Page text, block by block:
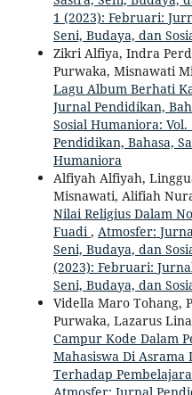
1 (2023): Februari:
Seni, Budaya, dan
Zikri Alfiya, Indra
Purwaka, Misnawati
Lagu Album Berhati
Jurnal Pendidikan,
Sosial Humaniora:
Pendidikan, Bahasa,
Humaniora
Alfiyah Alfiyah,
Misnawati, Alifiah
Nilai Religius Dalam
Fuadi, Atmosfer:
Seni, Budaya, dan
(2023): Februari:
Seni, Budaya, dan
Vidella Maro Tohang,
Purwaka, Lazarus
Campur Kode Dalam
Mahasiswa Di
Terhadap